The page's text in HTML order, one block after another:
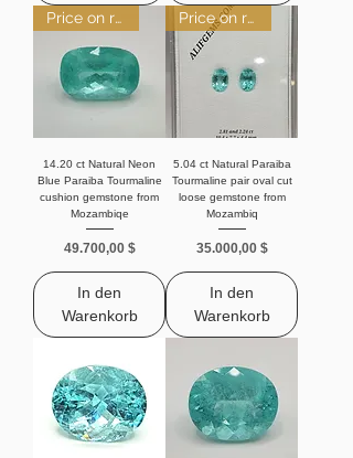
Price on request
14.20 ct Natural Neon
Blue Paraiba Tourmaline
cushion gemstone from
Mozambiqe
Preis
49.700,00 $
In den
Warenkorb
Price on request
5.04 ct Natural Paraiba
Tourmaline pair oval cut
loose gemstone from
Mozambiq
Preis
35.000,00 $
In den
Warenkorb